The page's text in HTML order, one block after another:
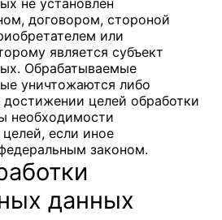
не установлен
договором, стороной
или
является субъект
Обрабатываемые
уничтожаются либо
целей обработки
необходимости
если иное
законом.
данных